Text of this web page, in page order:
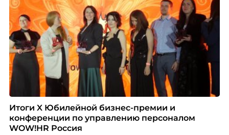
Итоги X Юбилейной бизнес-премии и
конференции по управлению персоналом
WOW!HR Россия